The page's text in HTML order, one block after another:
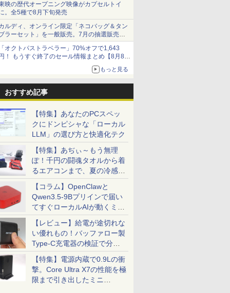
映の歴代オープニング映像がカプセルトイ
。全5種で8月下旬発売
ルディ、オンライン限定「ネコバッグ＆タン
ラーセット」を一般販売。7月の抽選販売の
選無効分
オクトパストラベラー」70%オフで1,643
！ もうすぐ終了のセール情報まとめ【8月8日
ンテンドーeショップでは「大神 絶景版」が
もっと見る
おすすめ記事
【特集】あなたのPCスペッ
クにドンピシャな「ローカル
LLM」の選び方と快適化テク
【特集】あぢぃ～もう無理
ぽ！千円の闘魂タオルから着
るエアコンまで、夏の冷感グ
ッズ一挙紹介
【コラム】OpenClawと
Qwen3.5-9Bプリインで届い
てすぐローカルAIが動くミニ
PC「SER9 Pro」
【レビュー】給電が途切れな
い優れもの！バッファロー製
Type-C充電器の検証で分か
ったこと
【特集】電源内蔵で0.9Lの衝
撃。Core Ultra X7の性能を極
限まで引き出したミニ